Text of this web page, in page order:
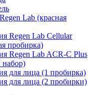
Lab (красная
Regen Lab Cellular
пробирка)
Regen Lab ACR-C Plus
набор)
для лица (1 пробирка)
для лица (2 пробирки)